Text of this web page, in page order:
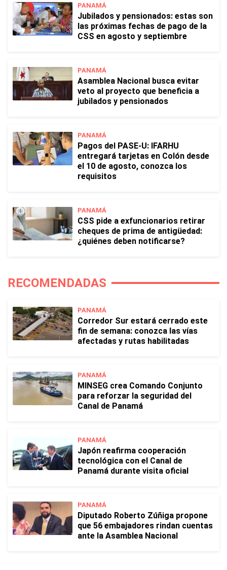
PANAMÁ
Jubilados y pensionados: estas son
las próximas fechas de pago de la
CSS en agosto y septiembre
PANAMÁ
Asamblea Nacional busca evitar
veto al proyecto que beneficia a
jubilados y pensionados
PANAMÁ
Pagos del PASE-U: IFARHU
entregará tarjetas en Colón desde
el 10 de agosto, conozca los
requisitos
PANAMÁ
CSS pide a exfuncionarios retirar
cheques de prima de antigüedad:
¿quiénes deben notificarse?
RECOMENDADAS
PANAMÁ
Corredor Sur estará cerrado este
fin de semana: conozca las vías
afectadas y rutas habilitadas
PANAMÁ
MINSEG crea Comando Conjunto
para reforzar la seguridad del
Canal de Panamá
PANAMÁ
Japón reafirma cooperación
tecnológica con el Canal de
Panamá durante visita oficial
PANAMÁ
Diputado Roberto Zúñiga propone
que 56 embajadores rindan cuentas
ante la Asamblea Nacional